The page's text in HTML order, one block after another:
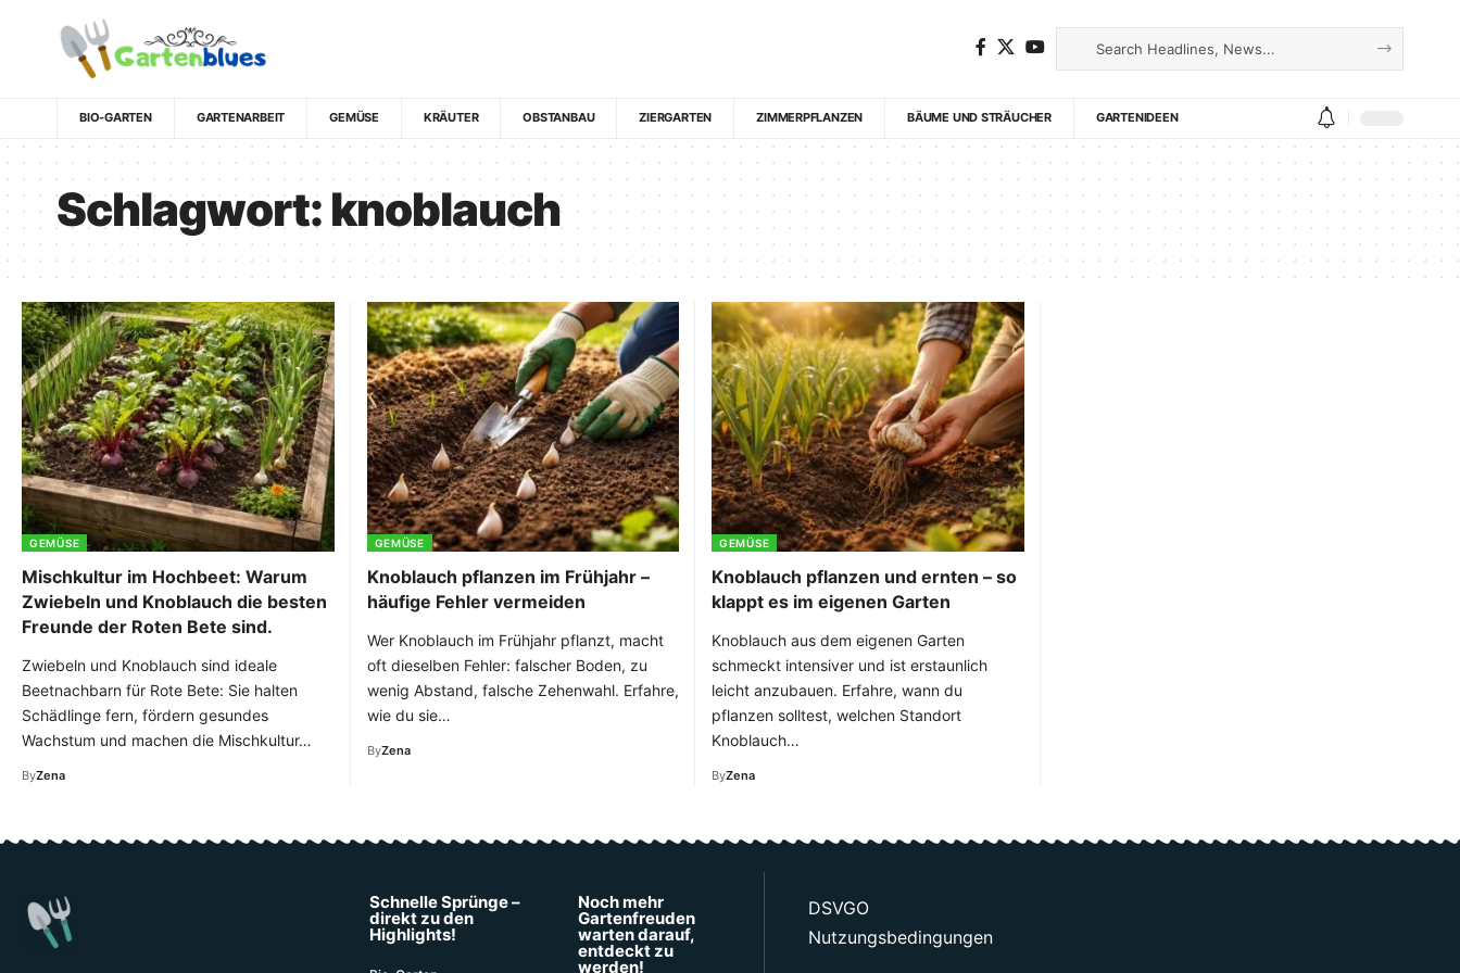
BIO-GARTEN GARTENARBEIT GEMÜSE KRÄUTER OBSTANBAU ZIERGARTEN ZIMMERPFLANZEN BÄUME UND STRÄUCHER GARTENIDEEN
Schlagwort:knoblauch
GEMÜSE
Mischkultur im Hochbeet: Warum
Zwiebeln und Knoblauch die besten
Freunde der Roten Bete sind.
Zwiebeln und Knoblauch sind ideale
Beetnachbarn für Rote Bete: Sie halten
Schädlinge fern, fördern gesundes
Wachstum und machen die Mischkultur…
ByZena
GEMÜSE
Knoblauch pflanzen im Frühjahr –
häufige Fehler vermeiden
Wer Knoblauch im Frühjahr pflanzt, macht
oft dieselben Fehler: falscher Boden, zu
wenig Abstand, falsche Zehenwahl. Erfahre,
wie du sie…
ByZena
GEMÜSE
Knoblauch pflanzen und ernten – so
klappt es im eigenen Garten
Knoblauch aus dem eigenen Garten
schmeckt intensiver und ist erstaunlich
leicht anzubauen. Erfahre, wann du
pflanzen solltest, welchen Standort
Knoblauch…
ByZena
Schnelle Sprünge –
direkt zu den
Highlights!
Noch mehr
Gartenfreuden
warten darauf,
entdeckt zu
werden!
DSVGO
Nutzungsbedingungen